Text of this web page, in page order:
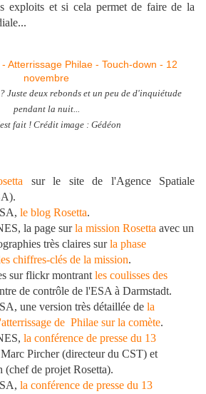
exploits et si cela permet de faire de la
Juste deux rebonds et un peu de d'inquiétude
pendant la nuit...
fait ! Crédit image : Gédéon
sur le site de l'Agence Spatiale
le blog Rosetta.
la page surla mission Rosetta avec un
très claires surla phase
chiffres-clés de la mission.
sur flickr montrant les coulisses des
de contrôle de l'ESA à Darmstadt.
une version très détaillée de la
de Philae sur la comète.
la conférence de presse du 13
Pircher (directeur du CST) et
(chef de projet Rosetta).
la conférence de presse du 13